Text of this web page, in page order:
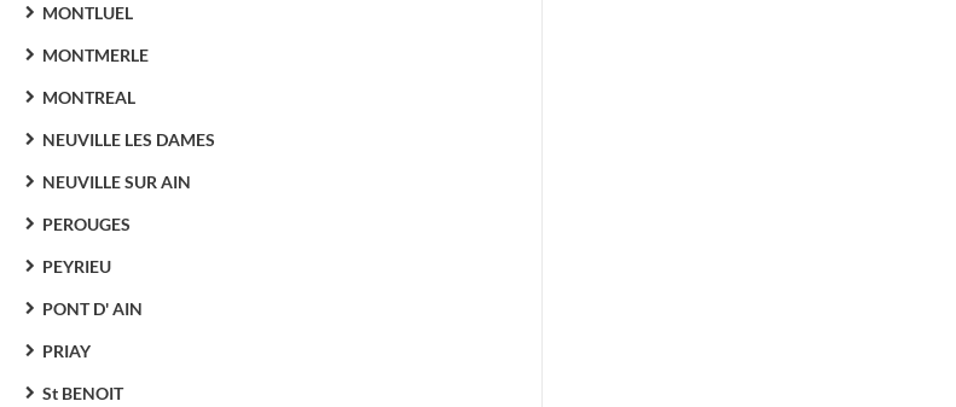
MONTLUEL
MONTMERLE
MONTREAL
NEUVILLE LES DAMES
NEUVILLE SUR AIN
PEROUGES
PEYRIEU
PONT D' AIN
PRIAY
St BENOIT